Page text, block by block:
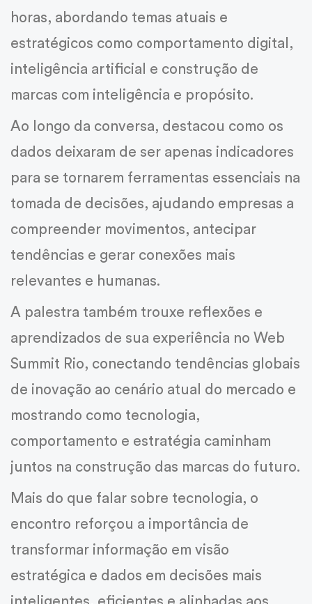
horas, abordando temas atuais e
estratégicos como comportamento digital,
inteligência artificial e construção de
marcas com inteligência e propósito.
Ao longo da conversa, destacou como os
dados deixaram de ser apenas indicadores
para se tornarem ferramentas essenciais na
tomada de decisões, ajudando empresas a
compreender movimentos, antecipar
tendências e gerar conexões mais
relevantes e humanas.
A palestra também trouxe reflexões e
aprendizados de sua experiência no Web
Summit Rio, conectando tendências globais
de inovação ao cenário atual do mercado e
mostrando como tecnologia,
comportamento e estratégia caminham
juntos na construção das marcas do futuro.
Mais do que falar sobre tecnologia, o
encontro reforçou a importância de
transformar informação em visão
estratégica e dados em decisões mais